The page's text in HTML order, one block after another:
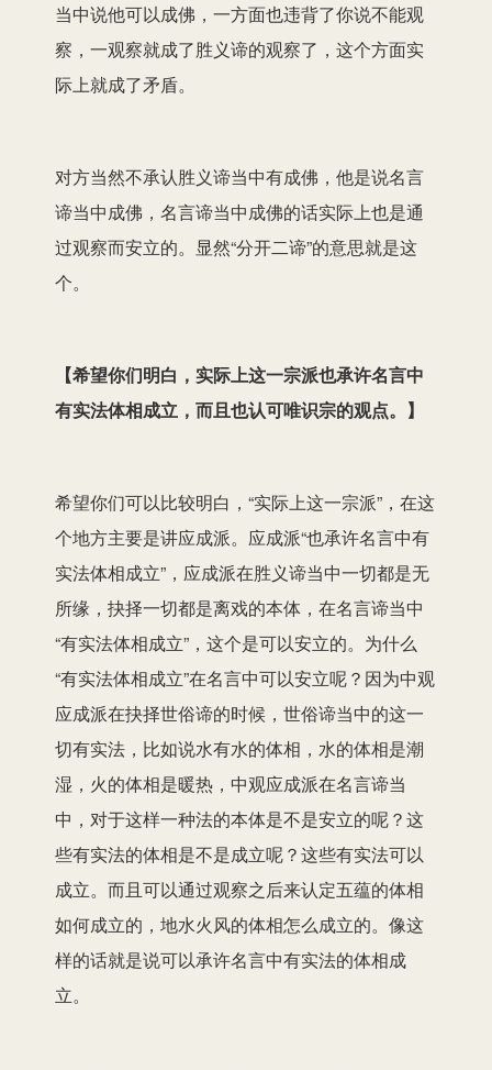
当中说他可以成佛，一方面也违背了你说不能观
察，一观察就成了胜义谛的观察了，这个方面实
际上就成了矛盾。
对方当然不承认胜义谛当中有成佛，他是说名言
谛当中成佛，名言谛当中成佛的话实际上也是通
过观察而安立的。显然“分开二谛”的意思就是这
个。
【希望你们明白，实际上这一宗派也承许名言中
有实法体相成立，而且也认可唯识宗的观点。】
希望你们可以比较明白，“实际上这一宗派”，在这
个地方主要是讲应成派。应成派“也承许名言中有
实法体相成立”，应成派在胜义谛当中一切都是无
所缘，抉择一切都是离戏的本体，在名言谛当中
“有实法体相成立”，这个是可以安立的。为什么
“有实法体相成立”在名言中可以安立呢？因为中观
应成派在抉择世俗谛的时候，世俗谛当中的这一
切有实法，比如说水有水的体相，水的体相是潮
湿，火的体相是暖热，中观应成派在名言谛当
中，对于这样一种法的本体是不是安立的呢？这
些有实法的体相是不是成立呢？这些有实法可以
成立。而且可以通过观察之后来认定五蕴的体相
如何成立的，地水火风的体相怎么成立的。像这
样的话就是说可以承许名言中有实法的体相成
立。